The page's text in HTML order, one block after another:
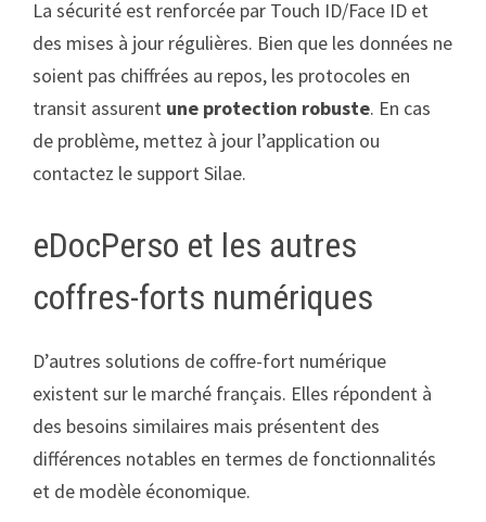
La sécurité est renforcée par Touch ID/Face ID et
des mises à jour régulières. Bien que les données ne
soient pas chiffrées au repos, les protocoles en
transit assurent une protection robuste. En cas
de problème, mettez à jour l’application ou
contactez le support Silae.
eDocPerso et les autres
coffres-forts numériques
D’autres solutions de coffre-fort numérique
existent sur le marché français. Elles répondent à
des besoins similaires mais présentent des
différences notables en termes de fonctionnalités
et de modèle économique.